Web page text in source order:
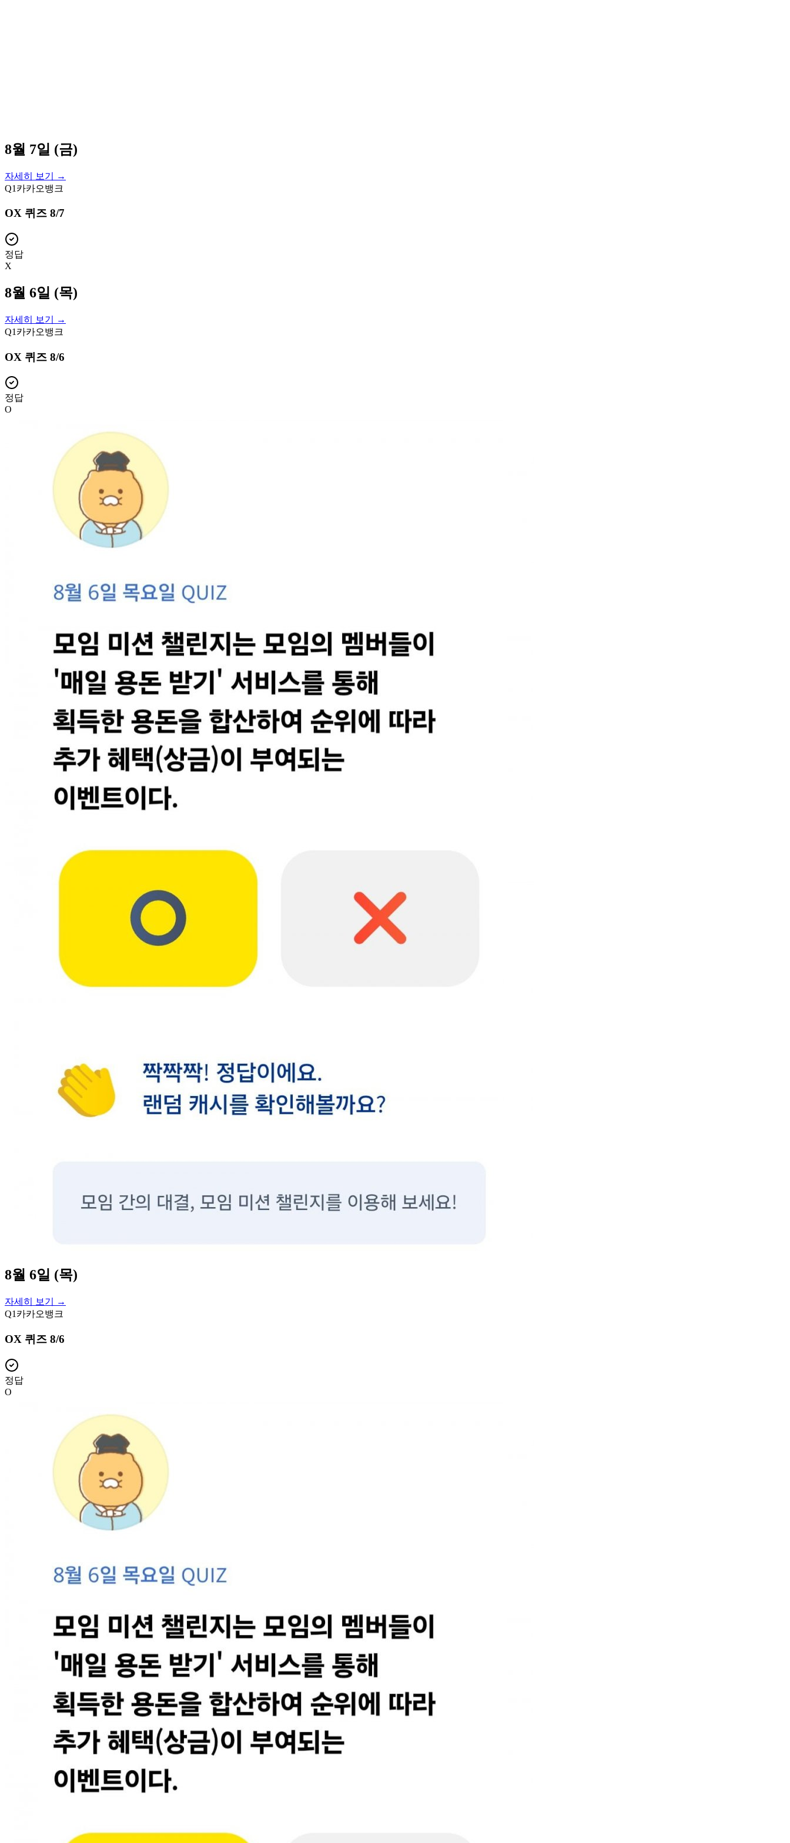
8월 7일 (금)
자세히 보기 →
Q1 카카오뱅크
OX 퀴즈 8/7
정답
X
8월 6일 (목)
자세히 보기 →
Q1 카카오뱅크
OX 퀴즈 8/6
정답
O
8월 6일 (목)
자세히 보기 →
Q1 카카오뱅크
OX 퀴즈 8/6
정답
O